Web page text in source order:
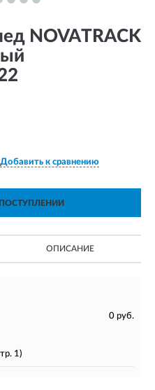
NOVATRACK
Добавить к сравнению
ОПИСАНИЕ
0 руб.
1)